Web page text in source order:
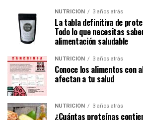
NUTRICIÓN 3 años atrás
La tabla definitiva de
Todo lo que necesitas
alimentación saludable
NUTRICIÓN 3 años atrás
Conoce los alimentos con
afectan a tu salud
NUTRICIÓN 3 años atrás
¿Cuántas proteínas